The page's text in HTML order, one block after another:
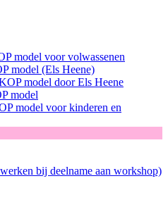
model voor volwassenen
model (Els Heene)
model door Els Heene
model
model voor kinderen en
bij deelname aan workshop)